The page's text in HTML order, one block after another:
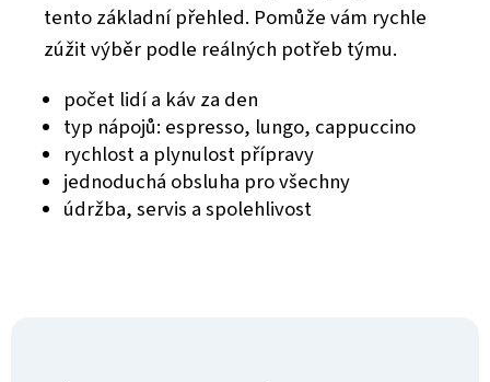
tento základní přehled. Pomůže vám rychle
zúžit výběr podle reálných potřeb týmu.
počet lidí a káv za den
typ nápojů: espresso, lungo, cappuccino
rychlost a plynulost přípravy
jednoduchá obsluha pro všechny
údržba, servis a spolehlivost